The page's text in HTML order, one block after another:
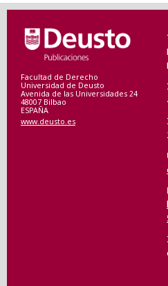
Facultad de Derecho
Universidad de Deusto
Avenida de las Universidades 24
48007 Bilbao
ESPAÑA
www.deusto.es